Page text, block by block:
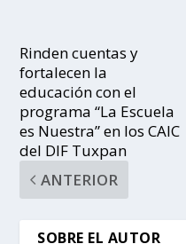
Rinden cuentas y
fortalecen la
educación con el
programa “La Escuela
es Nuestra” en los CAIC
del DIF Tuxpan
ANTERIOR
SOBRE EL AUTOR